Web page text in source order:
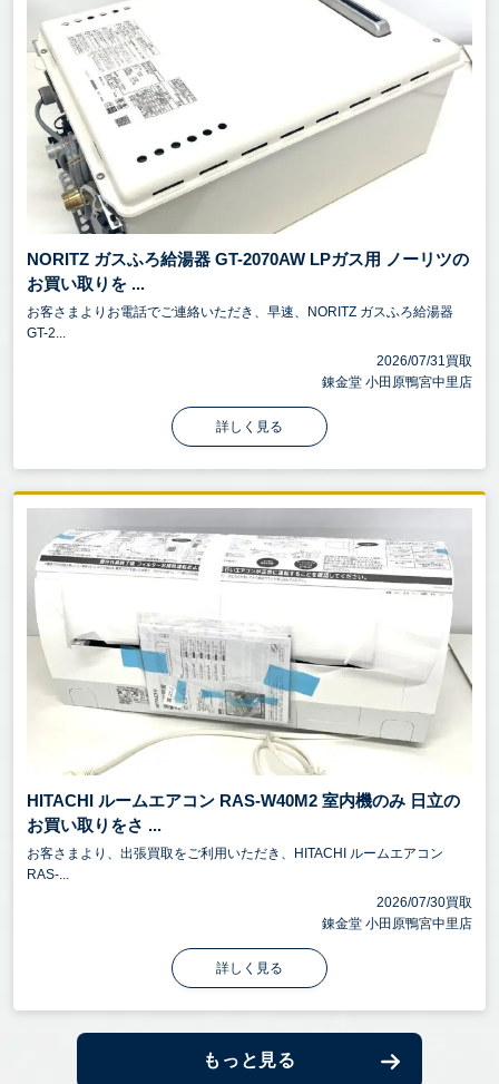
NORITZ ガスふろ給湯器 GT-2070AW LPガス用 ノーリツの
お買い取りを ...
お客さまよりお電話でご連絡いただき、早速、NORITZ ガスふろ給湯器
GT-2...
2026/07/31買取
錬金堂 小田原鴨宮中里店
詳しく見る
HITACHI ルームエアコン RAS-W40M2 室内機のみ 日立の
お買い取りをさ ...
お客さまより、出張買取をご利用いただき、HITACHI ルームエアコン
RAS-...
2026/07/30買取
錬金堂 小田原鴨宮中里店
詳しく見る
もっと見る